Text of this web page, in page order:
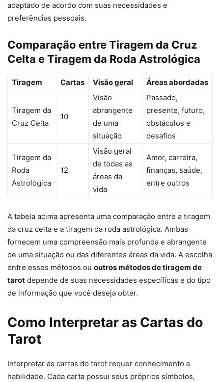
adaptado de acordo com suas necessidades e
preferências pessoais.
Comparação entre Tiragem da Cruz
Celta e Tiragem da Roda Astrológica
Tiragem Cartas Visão geral Áreas abordadas
Tiragem da
Cruz Celta
10
Visão
abrangente
de uma
situação
Passado,
presente, futuro,
obstáculos e
desafios
Tiragem da
Roda
Astrológica
12
Visão geral
de todas as
áreas da
vida
Amor, carreira,
finanças, saúde,
entre outros
A tabela acima apresenta uma comparação entre a tiragem
da cruz celta e a tiragem da roda astrológica. Ambas
fornecem uma compreensão mais profunda e abrangente
de uma situação ou das diferentes áreas da vida. A escolha
entre esses métodos ou outros métodos de tiragem de
tarot depende de suas necessidades específicas e do tipo
de informação que você deseja obter.
Como Interpretar as Cartas do
Tarot
Interpretar as cartas do tarot requer conhecimento e
habilidade. Cada carta possui seus próprios símbolos,